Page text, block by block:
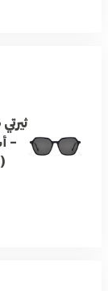
–
(30sm073)